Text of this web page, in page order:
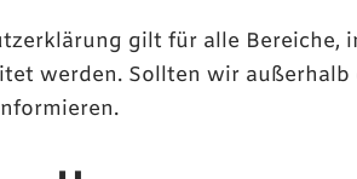
gilt für alle Bereiche,
werden. Sollten wir